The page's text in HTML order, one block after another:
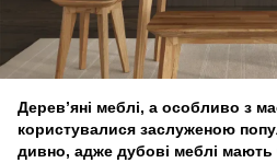
Дерев’яні меблі, а особливо з
користувалися заслуженою
дивно, адже дубові меблі